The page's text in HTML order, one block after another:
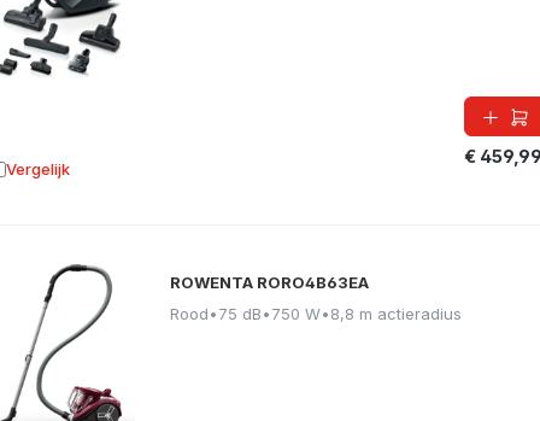
€
Vergelijk aan vergelijking
ROWENTA RORO4B63EA
Rood•75 dB•750 W•8,8 m actieradius